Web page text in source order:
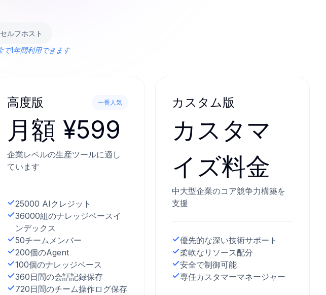
セルフホスト
で1年間利用できます
高度版 一番人気
月額 ¥599
企業レベルの生産ツールに適し
ています
25000 AIクレジット
36000組のナレッジベースイ
ンデックス
50チームメンバー
200個のAgent
100個のナレッジベース
360日間の会話記録保存
720日間のチーム操作ログ保存
カスタム版
カスタマ
イズ料金
中大型企業のコア競争力構築を
支援
優先的な深い技術サポート
柔軟なリソース配分
安全で制御可能
専任カスタマーマネージャー